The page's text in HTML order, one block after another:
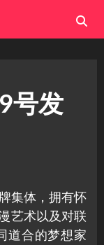
号发
集体，拥有怀
艺术以及对联
道合的梦想家